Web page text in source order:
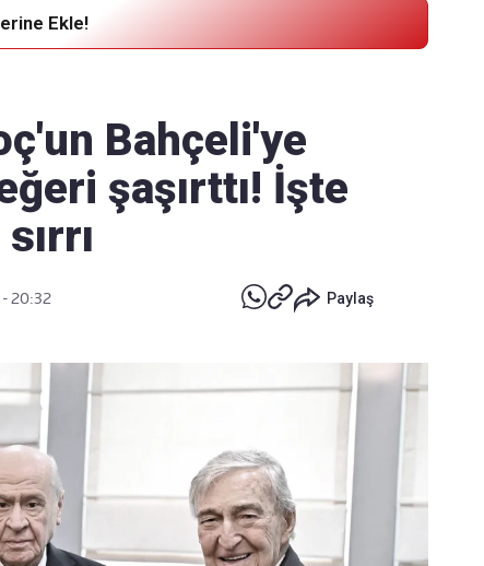
göndermek içintıklayın
Ekle!
Bahçeli'ye
şaşırttı! İşte
- 20:32 Paylaş